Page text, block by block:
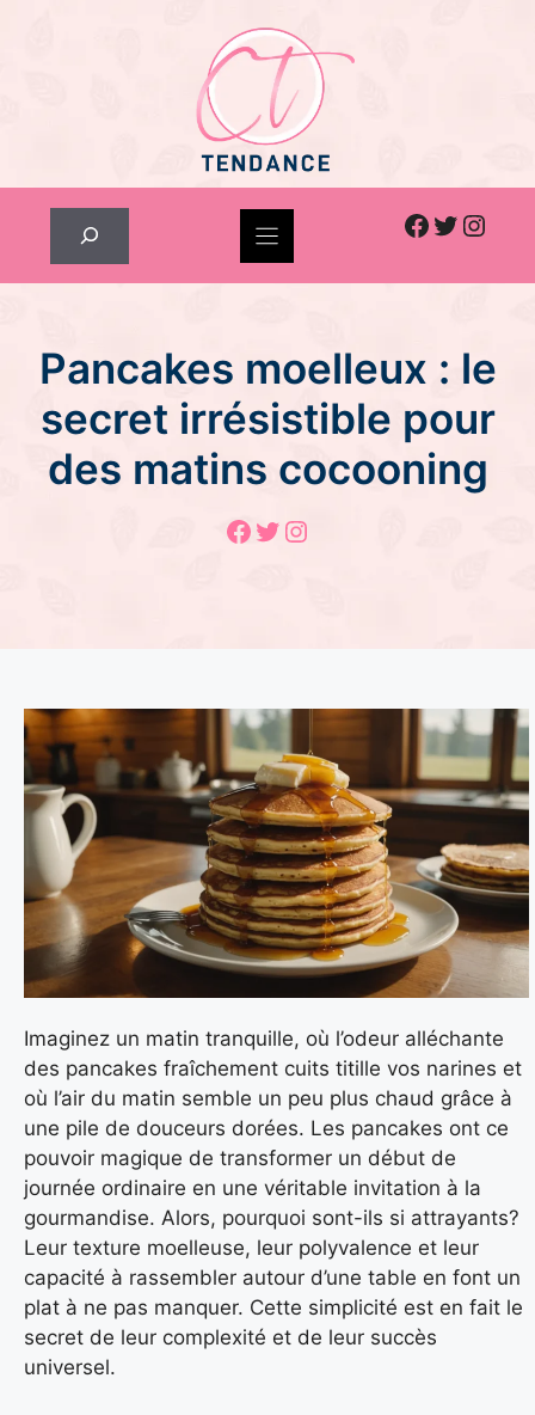
Facebook
Twitter
Pancakes moelleux : le
secret irrésistible pour
des matins cocooning
Facebook
Twitter
Instagram
Imaginez un matin tranquille, où l’odeur alléchante
des pancakes fraîchement cuits titille vos narines et
où l’air du matin semble un peu plus chaud grâce à
une pile de douceurs dorées. Les pancakes ont ce
pouvoir magique de transformer un début de
journée ordinaire en une véritable invitation à la
gourmandise. Alors, pourquoi sont-ils si attrayants?
Leur texture moelleuse, leur polyvalence et leur
capacité à rassembler autour d’une table en font un
plat à ne pas manquer. Cette simplicité est en fait le
secret de leur complexité et de leur succès
universel.